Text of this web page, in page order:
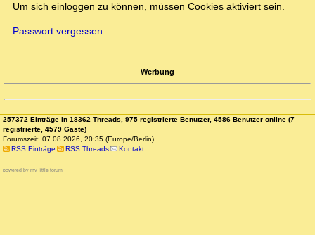
Um sich einloggen zu können, müssen Cookies aktiviert sein.
Passwort vergessen
Werbung
257372 Einträge in 18362 Threads, 975 registrierte Benutzer, 4586 Benutzer online (7
registrierte, 4579 Gäste)
Forumszeit: 07.08.2026, 20:35 (Europe/Berlin)
RSS Einträge
RSS Threads Kontakt
powered by my little forum